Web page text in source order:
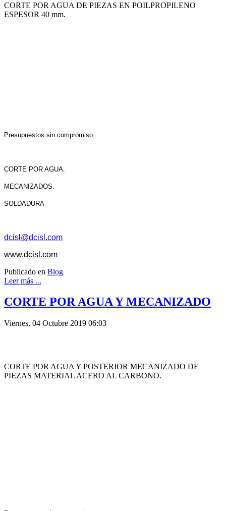
CORTE POR AGUA DE PIEZAS EN POILPROPILENO
ESPESOR 40 mm.
Presupuestos sin compromiso.
CORTE POR AGUA.
MECANIZADOS.
SOLDADURA
dcisl@dcisl.com
www.dcisl.com
Publicado en Blog
Leer más ...
CORTE POR AGUA Y MECANIZADO
Viernes, 04 Octubre 2019 06:03
CORTE POR AGUA Y POSTERIOR MECANIZADO DE
PIEZAS MATERIAL ACERO AL CARBONO.